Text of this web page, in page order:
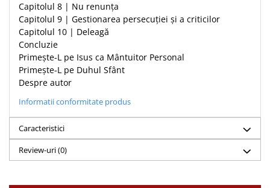
Capitolul 8 | Nu renunța
Capitolul 9 | Gestionarea persecuției și a criticilor
Capitolul 10 | Deleagă
Concluzie
Primește-L pe Isus ca Mântuitor Personal
Primește-L pe Duhul Sfânt
Despre autor
Informatii conformitate produs
Caracteristici
Review-uri(0)